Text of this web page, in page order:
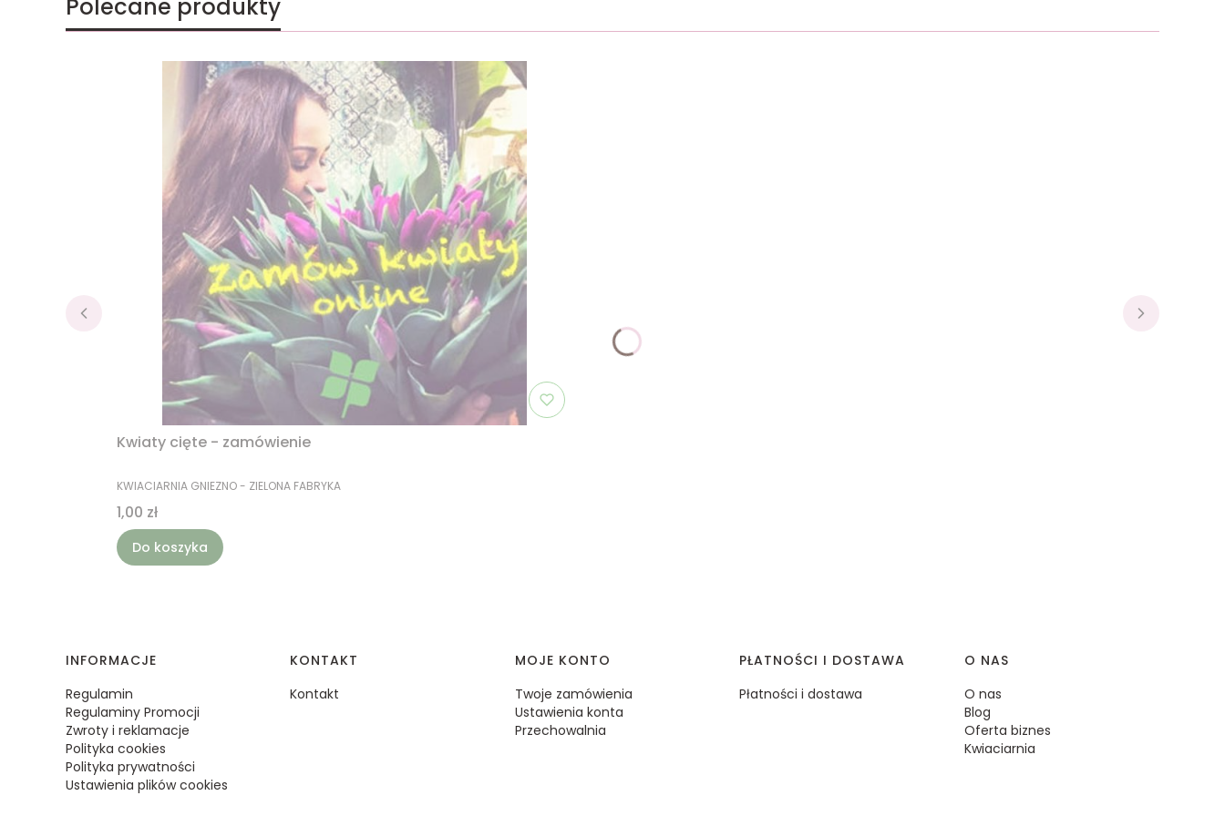
Polecane produkty
Kwiaty cięte - zamówienie
PRODUCENT
KWIACIARNIA GNIEZNO - ZIELONA FABRYKA
Cena
1,00 zł
Do koszyka
Linki w stopce
INFORMACJE
Regulamin
Regulaminy Promocji
Zwroty i reklamacje
Polityka cookies
Polityka prywatności
Ustawienia plików cookies
KONTAKT
Kontakt
MOJE KONTO
Twoje zamówienia
Ustawienia konta
Przechowalnia
PŁATNOŚCI I DOSTAWA
Płatności i dostawa
O NAS
O nas
Blog
Oferta biznes
Kwiaciarnia